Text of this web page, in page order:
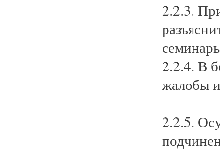
2.2.3.
2.2.4. В
жалобы
2.2.5.